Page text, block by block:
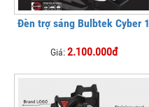
Đèn trợ sáng Bulbtek Cyber 1
Giá:2.100.000đ